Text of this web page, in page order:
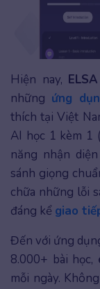
Hiện nay,
những ứng
thích tại Việt
AI học 1 kèm 1
năng nhận
sánh giọng
chữa những lỗi
đáng kể giao
Đến với ứng
8.000+ bài học,
mỗi ngày.